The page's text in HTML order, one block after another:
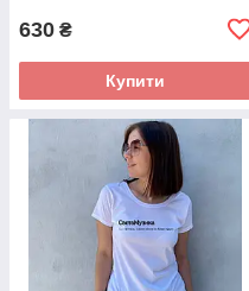
630 ₴
Купити